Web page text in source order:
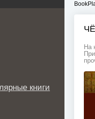
На
книги